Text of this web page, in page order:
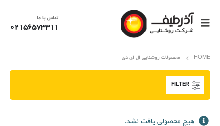
تماس با ما
02156573311
HOME محصولات روشنایی ال ای دی
FILTER
هیچ محصولی یافت نشد.